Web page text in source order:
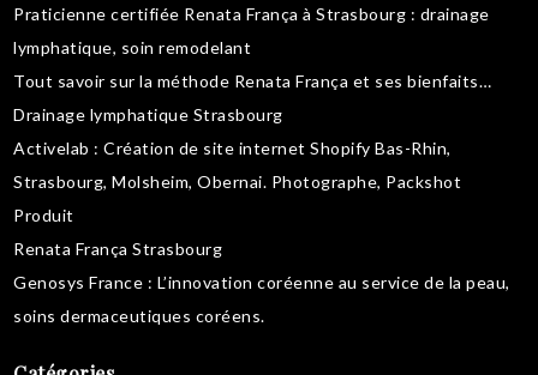
Praticienne certifiée Renata França à Strasbourg : drainage
lymphatique, soin remodelant
Tout savoir sur la méthode Renata França et ses bienfaits…
Drainage lymphatique Strasbourg
Activelab : Création de site internet Shopify Bas-Rhin,
Strasbourg, Molsheim, Obernai. Photographe, Packshot
Produit
Renata França Strasbourg
Genosys France : L’innovation coréenne au service de la peau,
soins dermaceutiques coréens.